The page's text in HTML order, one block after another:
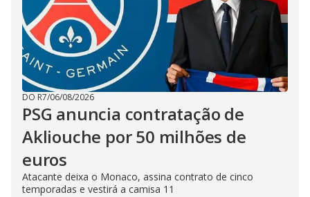
DO R7/06/08/2026
PSG anuncia contratação de
Akliouche por 50 milhões de
euros
Atacante deixa o Monaco, assina contrato de cinco
temporadas e vestirá a camisa 11